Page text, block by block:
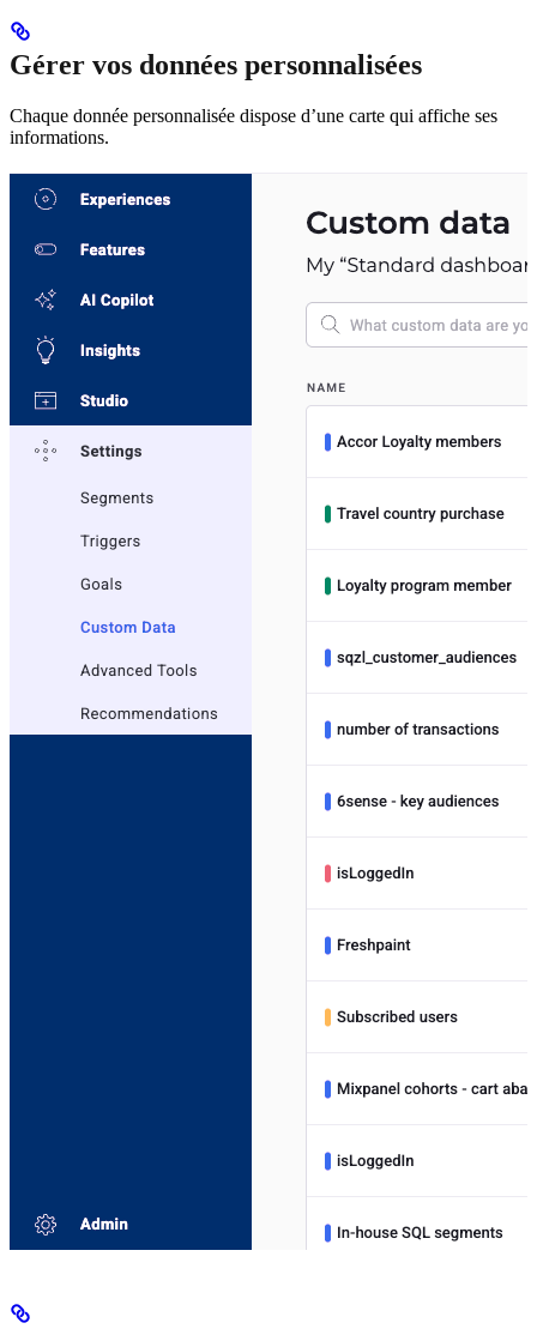
Gérer vos données personnalisées
Chaque donnée personnalisée dispose d’une carte qui affiche ses
informations.